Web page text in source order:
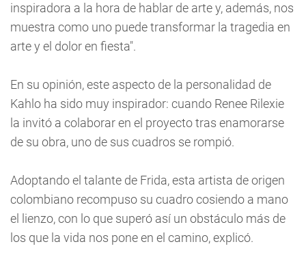
inspiradora a la hora de hablar de arte y, además, nos
muestra como uno puede transformar la tragedia en
arte y el dolor en fiesta".
En su opinión, este aspecto de la personalidad de
Kahlo ha sido muy inspirador: cuando Renee Rilexie
la invitó a colaborar en el proyecto tras enamorarse
de su obra, uno de sus cuadros se rompió.
Adoptando el talante de Frida, esta artista de origen
colombiano recompuso su cuadro cosiendo a mano
el lienzo, con lo que superó así un obstáculo más de
los que la vida nos pone en el camino, explicó.